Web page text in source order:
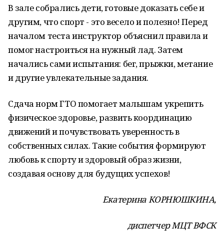
В зале собрались дети, готовые доказать себе и
другим, что спорт - это весело и полезно! Перед
началом теста инструктор объяснил правила и
помог настроиться на нужный лад. Затем
начались сами испытания: бег, прыжки, метание
и другие увлекательные задания.
Сдача норм ГТО помогает малышам укрепить
физическое здоровье, развить координацию
движений и почувствовать уверенность в
собственных силах. Такие события формируют
любовь к спорту и здоровый образ жизни,
создавая основу для будущих успехов!
Екатерина КОРНЮШКИНА,
диспетчер МЦТ ВФСК